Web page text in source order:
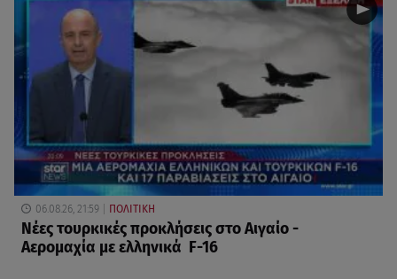
06.08.26, 21:59 ΠΟΛΙΤΙΚΗ
Νέες τουρκικές προκλήσεις στο Αιγαίο -
Αερομαχία με ελληνικά F-16